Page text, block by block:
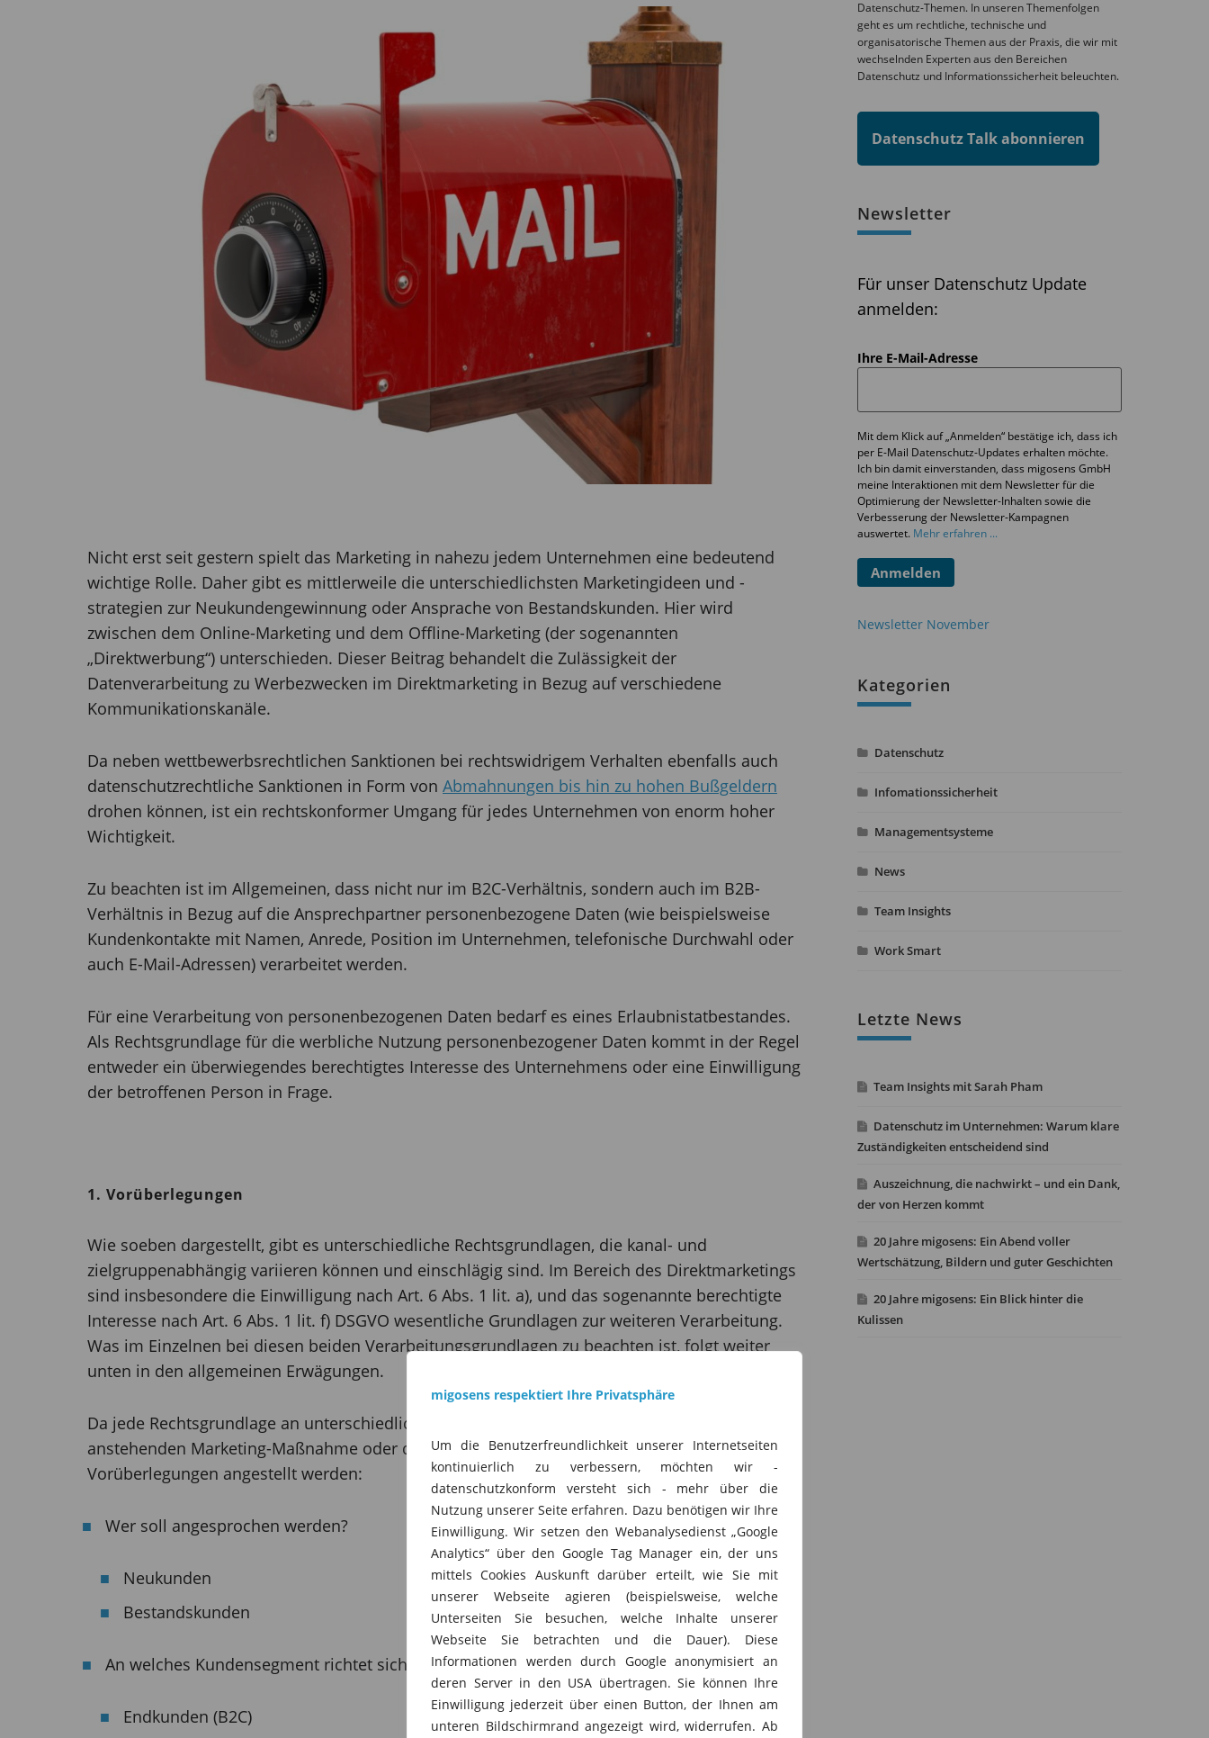
migosens respektiert Ihre Privatsphäre
Um die Benutzerfreundlichkeit unserer Internetseiten
kontinuierlich zu verbessern, möchten wir -
datenschutzkonform versteht sich - mehr über die
Nutzung unserer Seite erfahren. Dazu benötigen wir Ihre
Einwilligung. Wir setzen den Webanalysedienst „Google
Analytics“ über den Google Tag Manager ein, der uns
mittels Cookies Auskunft darüber erteilt, wie Sie mit
unserer Webseite agieren (beispielsweise, welche
Unterseiten Sie besuchen, welche Inhalte unserer
Webseite Sie betrachten und die Dauer). Diese
Informationen werden durch Google anonymisiert an
deren Server in den USA übertragen. Sie können Ihre
Einwilligung jederzeit über einen Button, der Ihnen am
unteren Bildschirmrand angezeigt wird, widerrufen. Ab
Nicht erst seit gestern spielt das Marketing in nahezu jedem Unternehmen eine bedeutend
wichtige Rolle. Daher gibt es mittlerweile die unterschiedlichsten Marketingideen und -
strategien zur Neukundengewinnung oder Ansprache von Bestandskunden. Hier wird
zwischen dem Online-Marketing und dem Offline-Marketing (der sogenannten
„Direktwerbung“) unterschieden. Dieser Beitrag behandelt die Zulässigkeit der
Datenverarbeitung zu Werbezwecken im Direktmarketing in Bezug auf verschiedene
Kommunikationskanäle.
Da neben wettbewerbsrechtlichen Sanktionen bei rechtswidrigem Verhalten ebenfalls auch
datenschutzrechtliche Sanktionen in Form von Abmahnungen bis hin zu hohen Bußgeldern
drohen können, ist ein rechtskonformer Umgang für jedes Unternehmen von enorm hoher
Wichtigkeit.
Zu beachten ist im Allgemeinen, dass nicht nur im B2C-Verhältnis, sondern auch im B2B-
Verhältnis in Bezug auf die Ansprechpartner personenbezogene Daten (wie beispielsweise
Kundenkontakte mit Namen, Anrede, Position im Unternehmen, telefonische Durchwahl oder
auch E-Mail-Adressen) verarbeitet werden.
Für eine Verarbeitung von personenbezogenen Daten bedarf es eines Erlaubnistatbestandes.
Als Rechtsgrundlage für die werbliche Nutzung personenbezogener Daten kommt in der Regel
entweder ein überwiegendes berechtigtes Interesse des Unternehmens oder eine Einwilligung
der betroffenen Person in Frage.
1. Vorüberlegungen
Wie soeben dargestellt, gibt es unterschiedliche Rechtsgrundlagen, die kanal- und
zielgruppenabhängig variieren können und einschlägig sind. Im Bereich des Direktmarketings
sind insbesondere die Einwilligung nach Art. 6 Abs. 1 lit. a), und das sogenannte berechtigte
Interesse nach Art. 6 Abs. 1 lit. f) DSGVO wesentliche Grundlagen zur weiteren Verarbeitung.
Was im Einzelnen bei diesen beiden Verarbeitungsgrundlagen zu beachten ist, folgt weiter
unten in den allgemeinen Erwägungen.
Da jede Rechtsgrundlage an unterschiedliche Voraussetzungen geknüpft ist, sollten vor jeder
anstehenden Marketing-Maßnahme oder durchzuführender Kampagne folgende
Vorüberlegungen angestellt werden:
Wer soll angesprochen werden?
Neukunden
Bestandskunden
An welches Kundensegment richtet sich die Werbemaßnahme?
Endkunden (B2C)
Datenschutz-Themen. In unseren Themenfolgen
geht es um rechtliche, technische und
organisatorische Themen aus der Praxis, die wir mit
wechselnden Experten aus den Bereichen
Datenschutz und Informationssicherheit beleuchten.
Datenschutz Talk abonnieren
Newsletter
Für unser Datenschutz Update
anmelden:
Ihre E-Mail-Adresse
Mit dem Klick auf „Anmelden“ bestätige ich, dass ich
per E-Mail Datenschutz-Updates erhalten möchte.
Ich bin damit einverstanden, dass migosens GmbH
meine Interaktionen mit dem Newsletter für die
Optimierung der Newsletter-Inhalten sowie die
Verbesserung der Newsletter-Kampagnen
auswertet. Mehr erfahren ...
Anmelden
Newsletter November
Kategorien
Datenschutz
Infomationssicherheit
Managementsysteme
News
Team Insights
Work Smart
Letzte News
Team Insights mit Sarah Pham
Datenschutz im Unternehmen: Warum klare
Zuständigkeiten entscheidend sind
Auszeichnung, die nachwirkt – und ein Dank,
der von Herzen kommt
20 Jahre migosens: Ein Abend voller
Wertschätzung, Bildern und guter Geschichten
20 Jahre migosens: Ein Blick hinter die
Kulissen